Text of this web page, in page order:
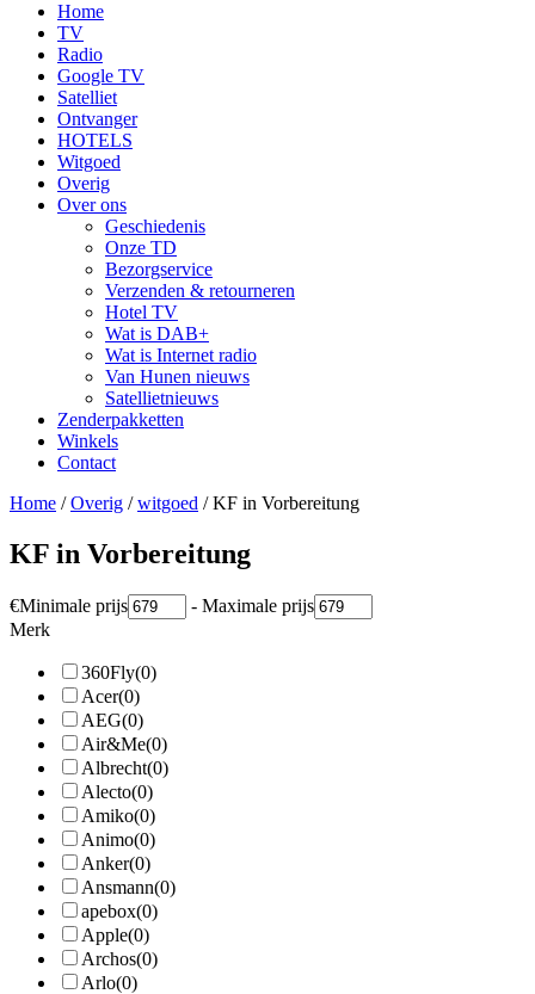
Home
TV
Radio
Google TV
Satelliet
Ontvanger
HOTELS
Witgoed
Overig
Over ons
Geschiedenis
Onze TD
Bezorgservice
Verzenden & retourneren
Hotel TV
Wat is DAB+
Wat is Internet radio
Van Hunen nieuws
Satellietnieuws
Zenderpakketten
Winkels
Contact
Home /Overig /witgoed / KF in Vorbereitung
KF in Vorbereitung
€Minimale prijs - Maximale prijs
Merk
360Fly(0)
Acer(0)
AEG(0)
Air&Me(0)
Albrecht(0)
Alecto(0)
Amiko(0)
Animo(0)
Anker(0)
Ansmann(0)
apebox(0)
Apple(0)
Archos(0)
Arlo(0)